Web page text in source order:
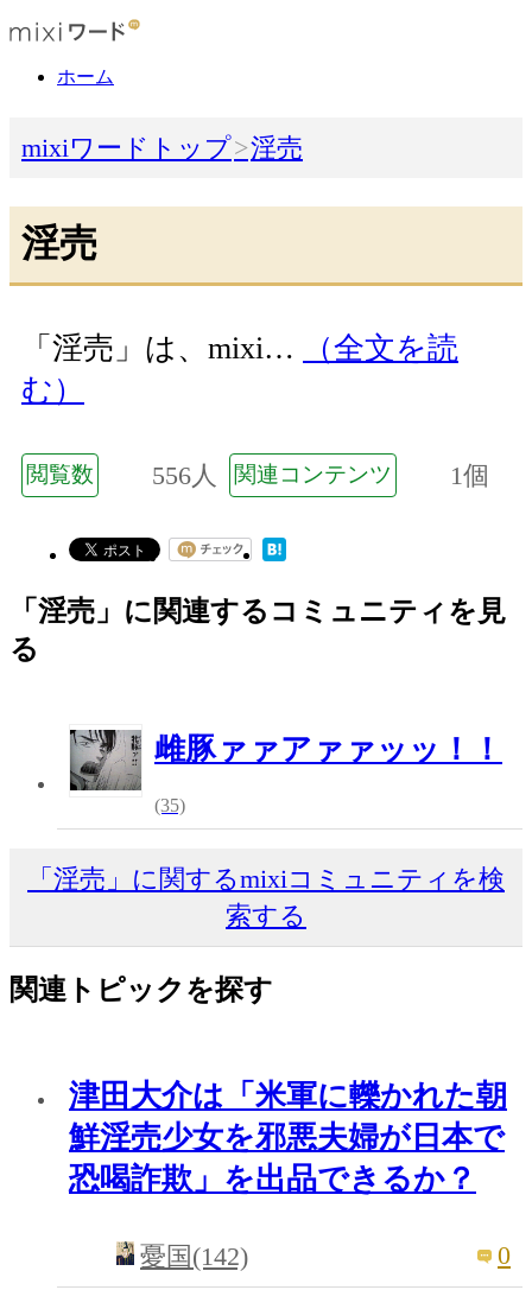
ホーム
mixiワードトップ 淫売
淫売
「淫売」は、mixi…
（全文を読
む）
閲覧数 556人 関連コンテンツ 1個
「淫売」に関連するコミュニティを見
る
雌豚ァァアァァッッ！！
(35)
「淫売」に関するmixiコミュニティを検
索する
関連トピックを探す
津田大介は「米軍に轢かれた朝
鮮淫売少女を邪悪夫婦が日本で
恐喝詐欺」を出品できるか？
憂国(142) 0